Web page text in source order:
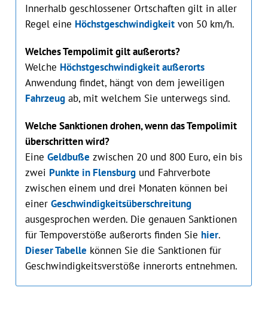
Innerhalb geschlossener Ortschaften gilt in aller
Regel eine Höchstgeschwindigkeitvon 50 km/h.
Welches Tempolimit gilt außerorts?
Welche Höchstgeschwindigkeit außerorts
Anwendung findet, hängt von dem jeweiligen
Fahrzeugab, mit welchem Sie unterwegs sind.
Welche Sanktionen drohen, wenn das Tempolimit
überschritten wird?
Eine Geldbuße zwischen 20 und 800 Euro, ein bis
zwei Punkte in Flensburgund Fahrverbote
zwischen einem und drei Monaten können bei
einer Geschwindigkeitsüberschreitung
ausgesprochen werden. Die genauen Sanktionen
für Tempoverstöße außerorts finden Sie hier.
Dieser Tabelle können Sie die Sanktionen für
Geschwindigkeitsverstöße innerorts entnehmen.